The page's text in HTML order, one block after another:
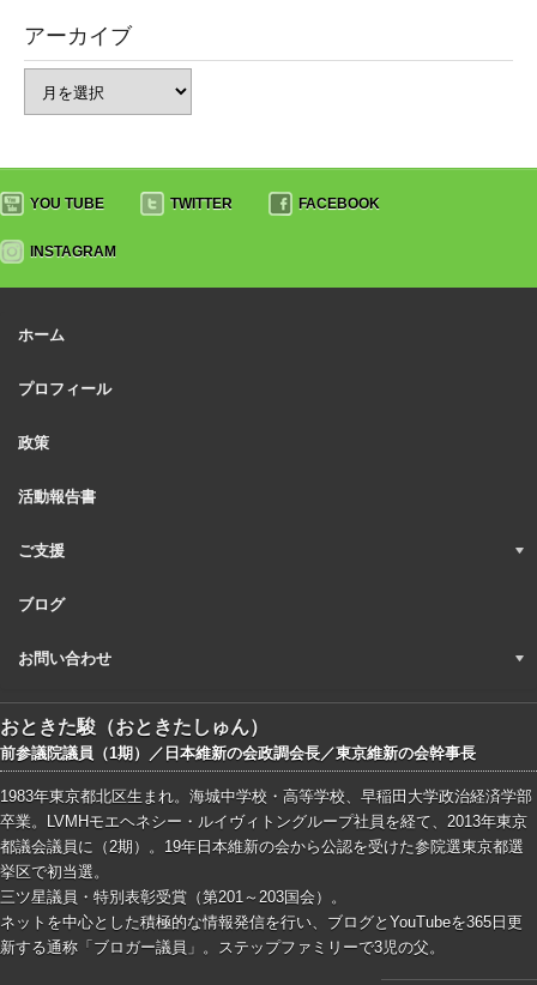
アーカイブ
YOU TUBE TWITTER FACEBOOK
INSTAGRAM
ホーム
プロフィール
政策
活動報告書
ご支援
ブログ
お問い合わせ
おときた駿（おときたしゅん）
前参議院議員（1期）／日本維新の会政調会長／東京維新の会幹事長
1983年東京都北区生まれ。海城中学校・高等学校、早稲田大学政治経済学部
卒業。LVMHモエヘネシー・ルイヴィトングループ社員を経て、2013年東京
都議会議員に（2期）。19年日本維新の会から公認を受けた参院選東京都選
挙区で初当選。
三ツ星議員・特別表彰受賞（第201～203国会）。
ネットを中心とした積極的な情報発信を行い、ブログとYouTubeを365日更
新する通称「ブロガー議員」。ステップファミリーで3児の父。